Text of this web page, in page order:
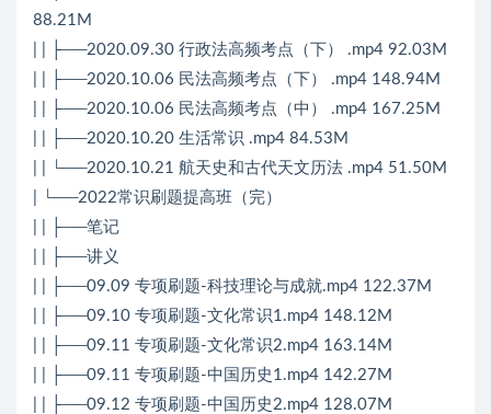
88.21M
| | ├──2020.09.30 行政法高频考点（下） .mp4 92.03M
| | ├──2020.10.06 民法高频考点（下） .mp4 148.94M
| | ├──2020.10.06 民法高频考点（中） .mp4 167.25M
| | ├──2020.10.20 生活常识 .mp4 84.53M
| | └──2020.10.21 航天史和古代天文历法 .mp4 51.50M
| └──2022常识刷题提高班（完）
| | ├──笔记
| | ├──讲义
| | ├──09.09 专项刷题-科技理论与成就.mp4 122.37M
| | ├──09.10 专项刷题-文化常识1.mp4 148.12M
| | ├──09.11 专项刷题-文化常识2.mp4 163.14M
| | ├──09.11 专项刷题-中国历史1.mp4 142.27M
| | ├──09.12 专项刷题-中国历史2.mp4 128.07M